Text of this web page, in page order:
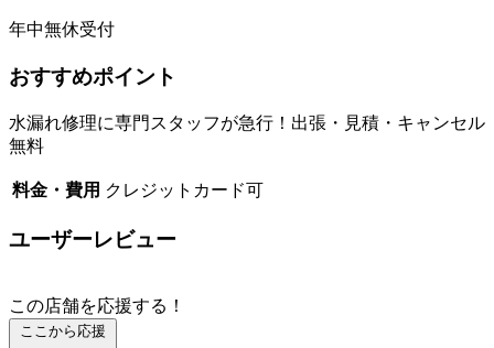
年中無休受付
おすすめポイント
水漏れ修理に専門スタッフが急行！出張・見積・キャンセル
無料
料金・費用 クレジットカード可
ユーザーレビュー
この店舗を応援する！
ここから応援